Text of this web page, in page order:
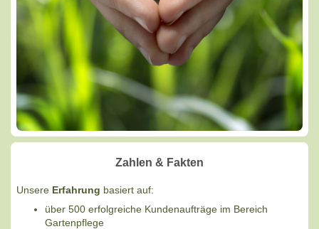
Zahlen & Fakten
Unsere Erfahrung basiert auf:
über 500 erfolgreiche Kundenaufträge im Bereich
Gartenpflege